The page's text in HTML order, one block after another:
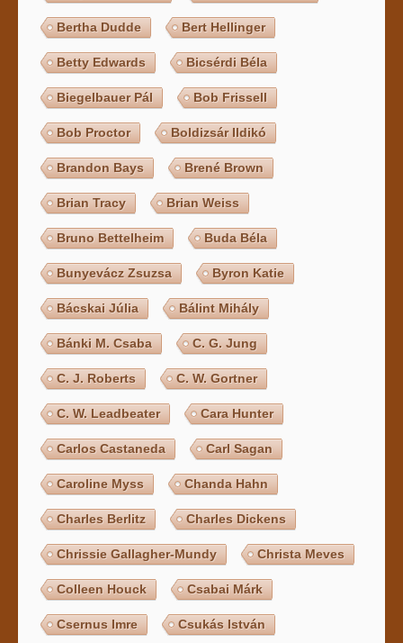
Bertha Dudde Bert Hellinger
Betty Edwards Bicsérdi Béla
Biegelbauer Pál Bob Frissell
Bob Proctor Boldizsár Ildikó
Brandon Bays Brené Brown
Brian Tracy Brian Weiss
Bruno Bettelheim Buda Béla
Bunyevácz Zsuzsa Byron Katie
Bácskai Júlia Bálint Mihály
Bánki M. Csaba C. G. Jung
C. J. Roberts C. W. Gortner
C. W. Leadbeater Cara Hunter
Carlos Castaneda Carl Sagan
Caroline Myss Chanda Hahn
Charles Berlitz Charles Dickens
Chrissie Gallagher-Mundy Christa Meves
Colleen Houck Csabai Márk
Csernus Imre Csukás István